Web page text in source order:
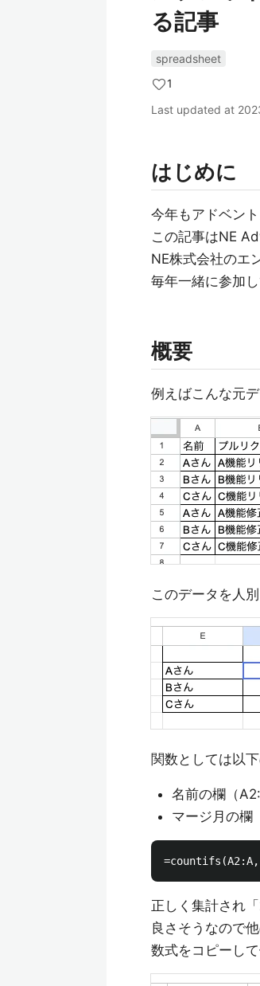
る記事
spreadsheet
1
Last updated at
はじめに
今年もアドベン
この記事はNE
NE株式会社のエ
毎年一緒に参加
概要
例えばこんな元
このデータを人
関数としては以
名前の欄（
マージ月の欄
正しく集計され
良さそうなので
数式をコピーし